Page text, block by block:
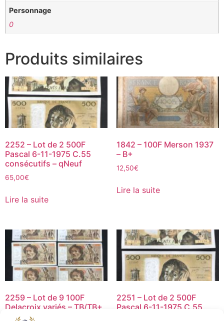
Personnage
0
Produits similaires
2252 – Lot de 2 500F
Pascal 6-11-1975 C.55
consécutifs – qNeuf
65,00€
Lire la suite
1842 – 100F Merson 1937
– B+
12,50€
Lire la suite
2259 – Lot de 9 100F
Delacroix variés – TB/TB+
2251 – Lot de 2 500F
Pascal 6-11-1975 C.55